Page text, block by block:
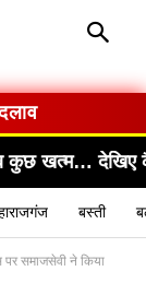
आया चौंकाने
बस्ती
पर समाजसेवी ने किया